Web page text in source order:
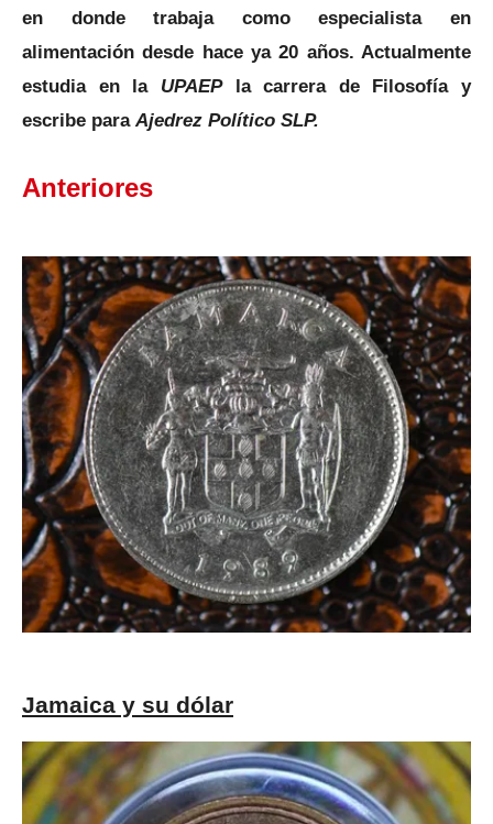
en donde trabaja como especialista en
alimentación desde hace ya 20 años. Actualmente
estudia en la UPAEPla carrera de Filosofía y
escribe para Ajedrez Político SLP.
Anteriores
Jamaica y su dólar